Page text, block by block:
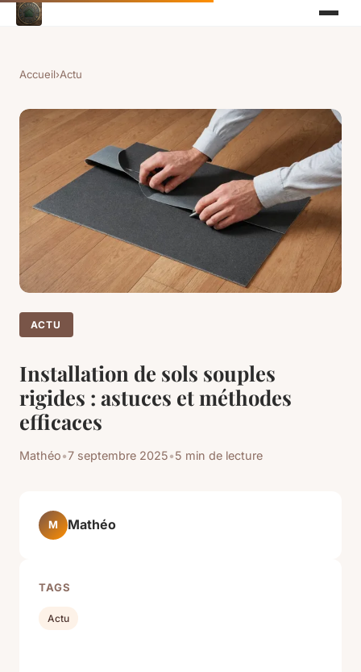
Accueil›Actu
ACTU
Installation de sols souples
rigides : astuces et méthodes
efficaces
Mathéo•7 septembre 2025•5 min de lecture
M Mathéo
TAGS
Actu